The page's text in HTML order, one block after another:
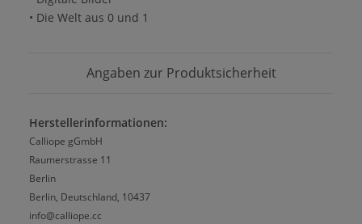
• Die Welt aus 0 und 1
Angaben zur Produktsicherheit
Herstellerinformationen:
Calliope gGmbH
Raumerstrasse 11
Berlin
Berlin, Deutschland, 10437
info@calliope.cc